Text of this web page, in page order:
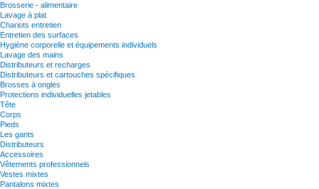
Brosserie - alimentaire
Lavage à plat
Chariots entretien
Entretien des surfaces
Hygiène corporelle et équipements individuels
Lavage des mains
Distributeurs et recharges
Distributeurs et cartouches spécifiques
Brosses à ongles
Protections individuelles jetables
Tête
Corps
Pieds
Les gants
Distributeurs
Accessoires
Vêtements professionnels
Vestes mixtes
Pantalons mixtes